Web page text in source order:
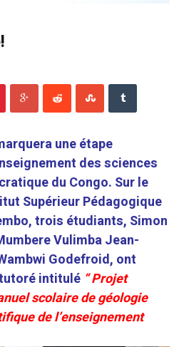
une étape
des sciences
du Congo. Sur le
Supérieur Pédagogique
trois étudiants, Simon
Vulimba Jean-
Godefroid, ont
intitulé “ Projet
scolaire de géologie
de l’enseignement